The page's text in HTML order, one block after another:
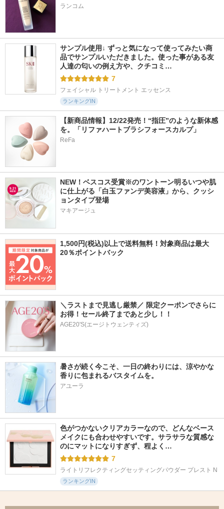
ランコム
サンプル使用↓ ずっと気になって使ってみたい商
品でサンプルいただきました。使った事がある友
人達の匂いの例え方や、クチコミ…
7
フェイシャル トリートメント エッセンス
ランキングIN
【新商品情報】12/22発売！“指圧”のような新体感
を。「リファハートブラシフォースカルプ」
ReFa
NEW！ベスコス受賞※のワントーン明るいつや肌
に仕上がる「白玉ファンデ美容液」から、クッシ
ョンタイプ登場
マキアージュ
1,500円(税込)以上で送料無料！対象商品は最大
20％ポイントバック
＼ラストまで見逃し厳禁／ 限定クーポンでさらに
お得！セール終了まであと少し！！
AGE20'S(エージトウェンティズ)
暑さが続く今こそ、一日の終わりには、涼やかな
香りに包まれるバスタイムを。
アユーラ
色がつかないクリアカラーなので、どんなベース
メイクにも合わせやすいです。サラサラな質感な
のにマットになりすぎず、程よく…
7
ライトリフレクティングセッティングパウダー プレスト N
ランキングIN